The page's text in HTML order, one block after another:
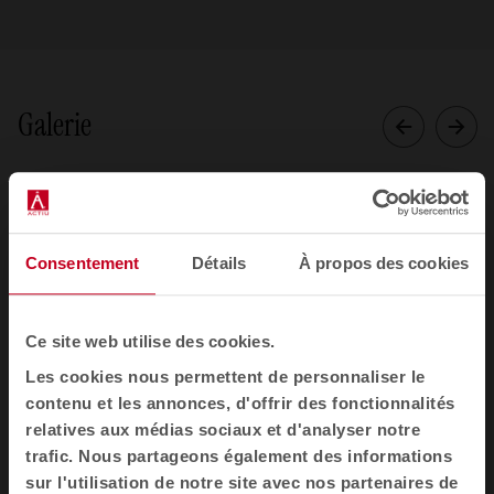
Consentement Détails À propos des cookies
Ce site web utilise des cookies.
Les cookies nous permettent de personnaliser le
contenu et les annonces, d'offrir des fonctionnalités
relatives aux médias sociaux et d'analyser notre
trafic. Nous partageons également des informations
sur l'utilisation de notre site avec nos partenaires de
Galerie
1 2 3 4